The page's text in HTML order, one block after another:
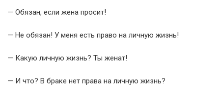
— Обязан, если жена просит!
— Не обязан! У меня есть право на личную жизнь!
— Какую личную жизнь? Ты женат!
— И что? В браке нет права на личную жизнь?